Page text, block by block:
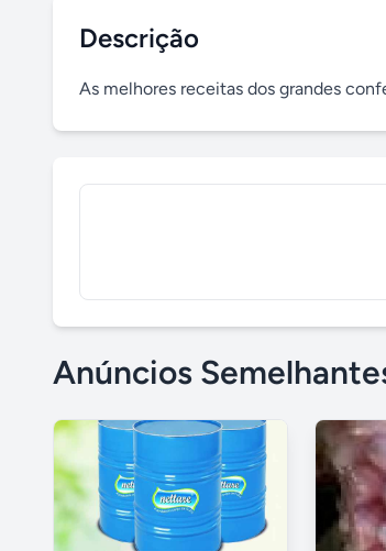
Descrição
As melhores receitas dos grandes
Anúncios